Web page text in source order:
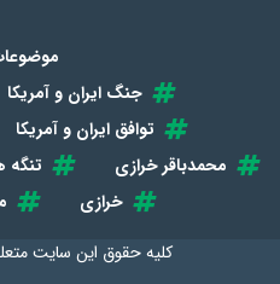
جنگ ایران و آمریکا
توافق ایران و آمریکا
محمدباقر خرازی
تنگه
خرازی
کلیه حقوق این سایت